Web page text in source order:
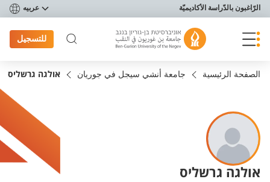
תפריט נגישות
الرّاغبون بالدّراسة الأكاديميّة عربيه
للتسجيل
الصفحة الرئيسية جامعة أنشي سيجل في جوريان אולגה גרשליס
אולגה גרשליס